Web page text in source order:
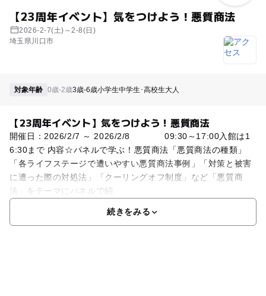
【23周年イベント】気をつけよう！悪質商法
2026-2-7(土)～2-8(日)
埼玉県川口市
対象年齢 0歳-2歳3歳-6歳小学生中学生･高校生大人
【23周年イベント】気をつけよう！悪質商法
開催日：2026/2/7 ～ 2026/2/8 09:30～17:00入館は1
6:30まで 内容☆パネルで学ぶ！悪質商法「悪質商法の種類」
「各ライフステージで遭いやすい悪質商法事例」「対策と被害
に遭った際の対処法」「クーリングオフ制度」など「悪質商
法」をテーマにパネルで紹
続きをみる